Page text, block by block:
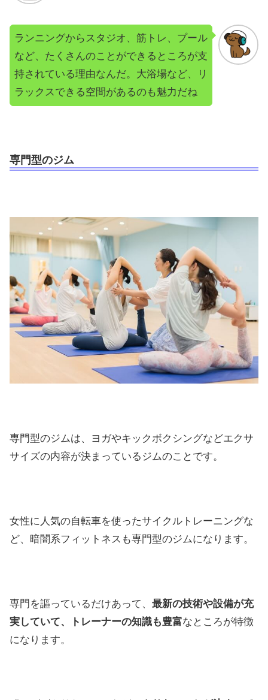
ランニングからスタジオ、筋トレ、プール
など、たくさんのことができるところが支
持されている理由なんだ。大浴場など、リ
ラックスできる空間があるのも魅力だね
専門型のジム
専門型のジムは、ヨガやキックボクシングなどエクサ
サイズの内容が決まっているジムのことです。
女性に人気の自転車を使ったサイクルトレーニングな
ど、暗闇系フィットネスも専門型のジムになります。
専門を謳っているだけあって、 最新の技術や設備が充
実していて、トレーナーの知識も豊富なところが特徴
になります。